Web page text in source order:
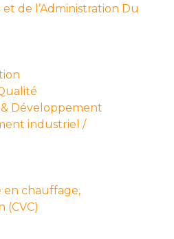
de l’Administration Du
Développement
industriel /
en chauffage,
(CVC)